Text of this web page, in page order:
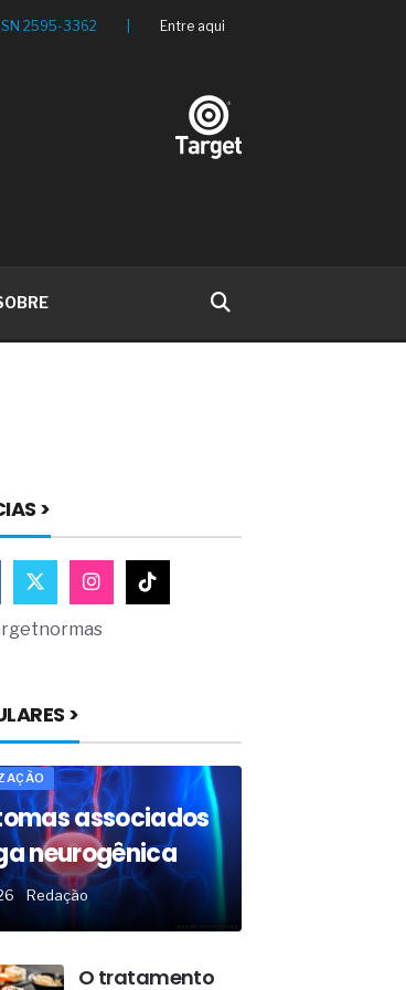
2595-3362 Entre aqui
>
>
associados
neurogênica
Redação
O tratamento